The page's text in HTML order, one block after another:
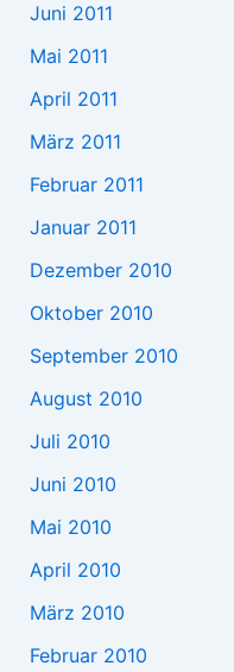
Juni 2011
Mai 2011
April 2011
März 2011
Februar 2011
Januar 2011
Dezember 2010
Oktober 2010
September 2010
August 2010
Juli 2010
Juni 2010
Mai 2010
April 2010
März 2010
Februar 2010